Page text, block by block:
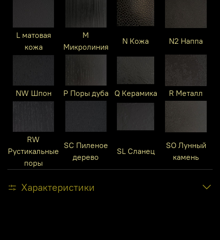
L матовая
кожа
M
Микролиния
N Кожа N2 Наппа
NW Шпон P Поры дуба Q Керамика R Металл
RW
Рустикальные
поры
SC Пиленое
дерево
SL Сланец
SO Лунный
камень
Характеристики